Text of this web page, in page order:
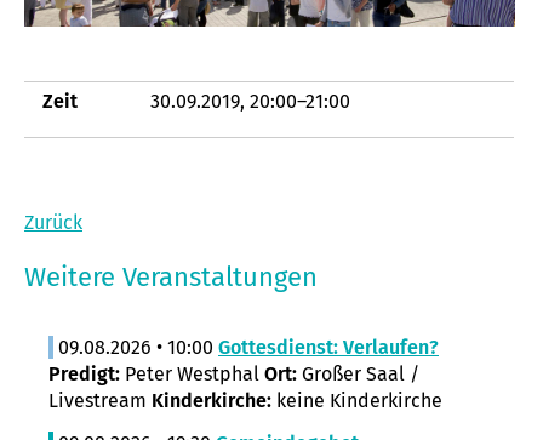
Zeit 30.09.2019, 20:00–21:00
Zurück
Weitere Veranstaltungen
09.08.2026 • 10:00 Gottesdienst: Verlaufen?
Predigt: Peter Westphal Ort: Großer Saal /
Livestream Kinderkirche: keine Kinderkirche